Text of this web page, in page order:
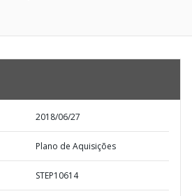
2018/06/27
Plano de Aquisições
STEP10614